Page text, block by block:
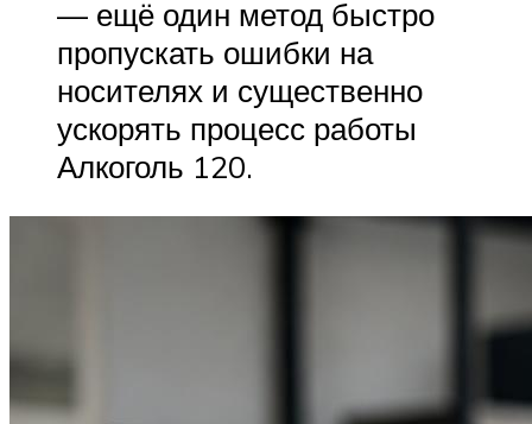
— ещё один метод быстро
пропускать ошибки на
носителях и существенно
ускорять процесс работы
Алкоголь 120.